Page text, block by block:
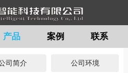
产品 案例 联系
司简介 公司环境